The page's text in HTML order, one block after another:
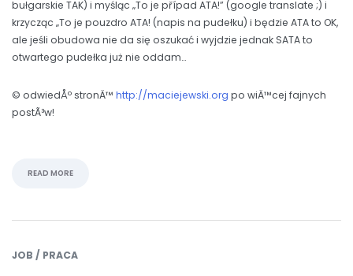
bułgarskie TAK) i myśląc „To je případ ATA!” (google translate ;) i
krzycząc „To je pouzdro ATA! (napis na pudełku) i będzie ATA to OK,
ale jeśli obudowa nie da się oszukać i wyjdzie jednak SATA to
otwartego pudełka już nie oddam…
© odwiedÅº stronÄ™ http://maciejewski.org po wiÄ™cej fajnych
postÃ³w!
READ MORE
JOB / PRACA